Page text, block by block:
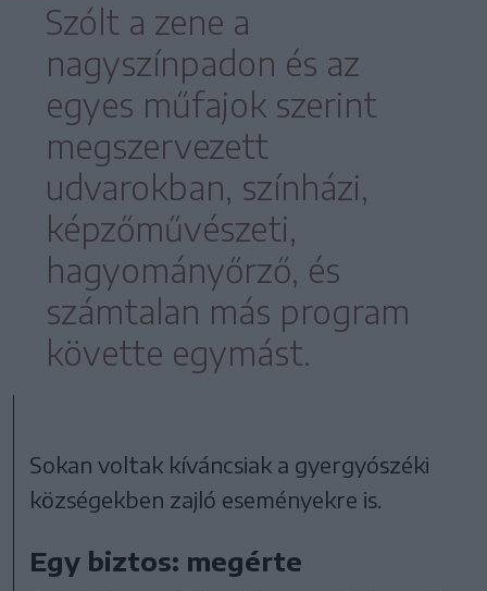
Szólt a zene a
nagyszínpadon és az
egyes műfajok szerint
megszervezett
udvarokban, színházi,
képzőművészeti,
hagyományőrző, és
számtalan más program
követte egymást.
Sokan voltak kíváncsiak a gyergyószéki
községekben zajló eseményekre is.
Egy biztos: megérte